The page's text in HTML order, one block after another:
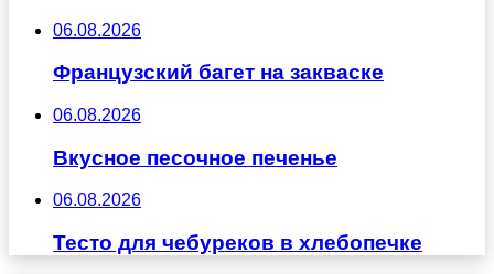
06.08.2026
Французский багет на закваске
06.08.2026
Вкусное песочное печенье
06.08.2026
Тесто для чебуреков в хлебопечке